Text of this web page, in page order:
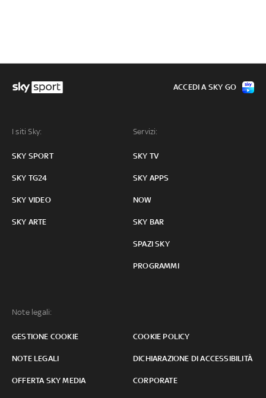
I siti Sky:
SKY SPORT
SKY TG24
SKY VIDEO
SKY ARTE
Servizi:
SKY TV
SKY APPS
NOW
SKY BAR
SPAZI SKY
PROGRAMMI
Note legali:
GESTIONE COOKIE COOKIE POLICY
NOTE LEGALI DICHIARAZIONE DI ACCESSIBILITÀ
OFFERTA SKY MEDIA CORPORATE
ACCEDI A SKY GO